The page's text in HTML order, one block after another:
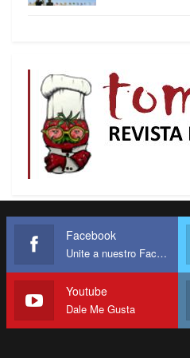
surgimiento de partidos de
Dinamarca entre 2009 y
Noruega, el Partido del
ciento de los votos en las
la coalición formada por
impidió in extremis que el
Verdaderos Finlandeses
luego de que, al cabo de
legislativas de 2011, este
derecha obtuviera el 19
pasara a ser la tercera
Suecia, la extrema
Demócratas de Suecia se
los sufragios en las
Facebook
Unite a nuestro Facebook
Youtube
Dale Me Gusta